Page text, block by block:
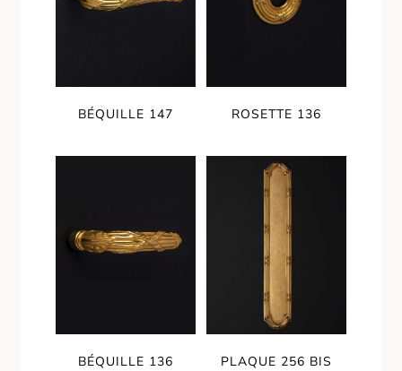
BÉQUILLE 147 ROSETTE 136
BÉQUILLE 136 PLAQUE 256 BIS